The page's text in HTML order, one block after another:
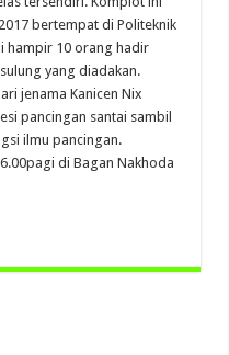
bertempat di Politeknik
hampir 10 orang hadir
yang diadakan.
jenama Kanicen Nix
pancingan santai sambil
ilmu pancingan.
di Bagan Nakhoda